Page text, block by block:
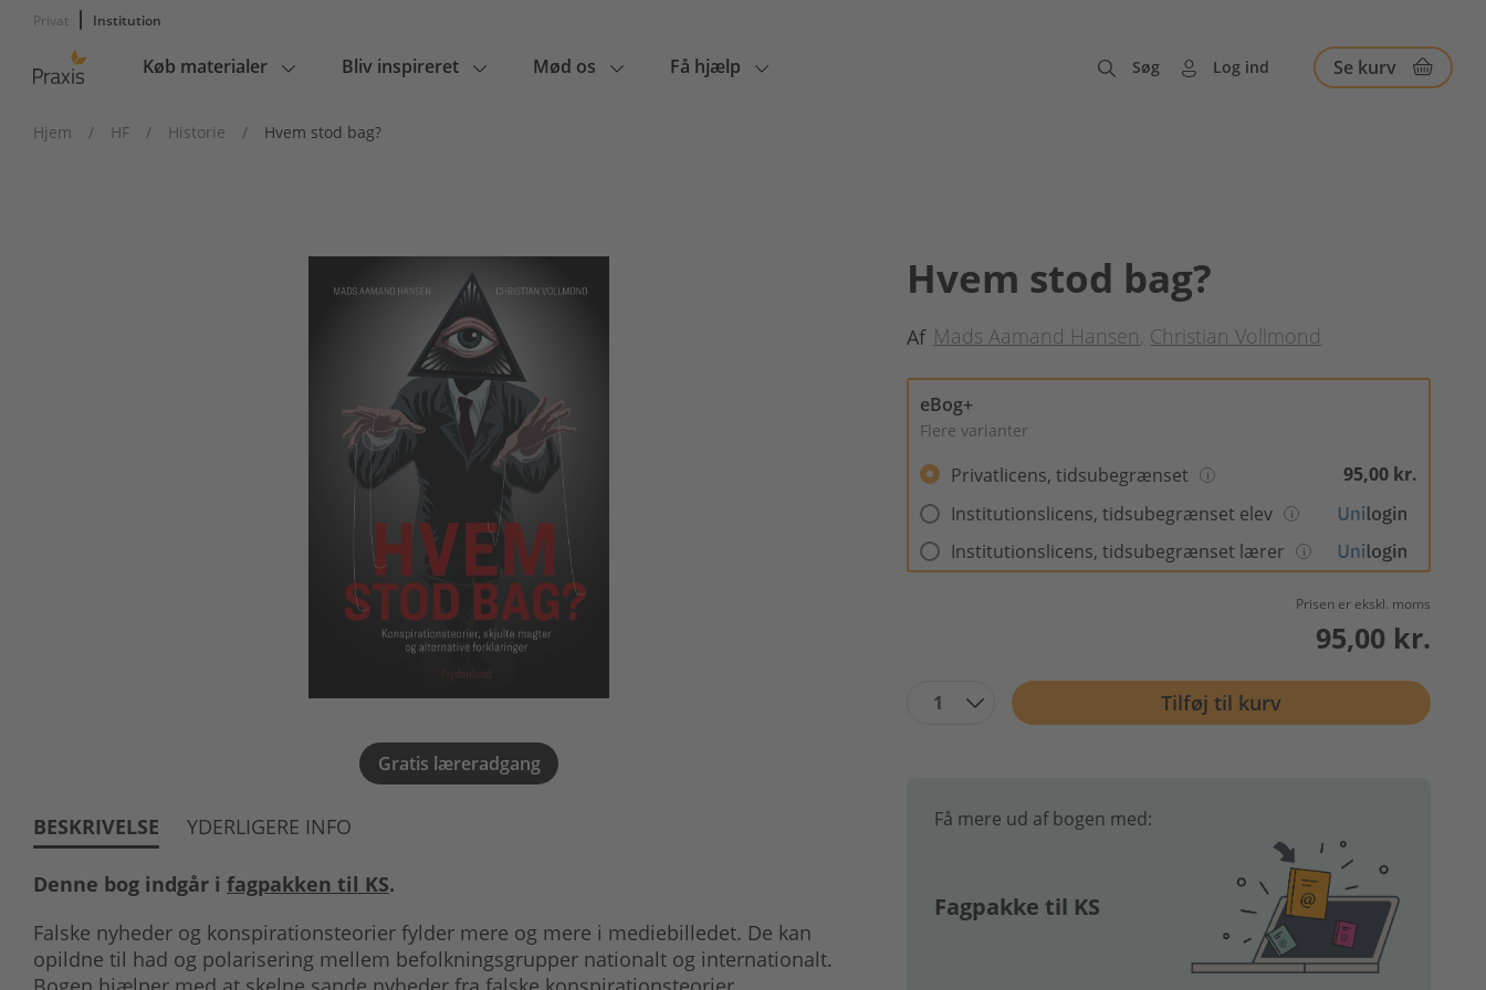
Privat Institution
Main
Køb materialer Bliv inspireret Mød os Få hjælp Søg Log ind Se kurv
Hjem / HF / Historie / Hvem stod bag?
Gratis læreradgang
Hvem stod bag?
Af Mads Aamand Hansen Christian Vollmond
eBog+
Flere varianter
Privatlicens, tidsubegrænset
95,00 kr.
Institutionslicens, tidsubegrænset elev
Institutionslicens, tidsubegrænset lærer
Prisen er ekskl. moms
95,00 kr.
1 Tilføj til kurv
Få mere ud af bogen med:
Fagpakke til KS
BESKRIVELSE YDERLIGERE INFO
Denne bog indgår i fagpakken til KS.
Falske nyheder og konspirationsteorier fylder mere og mere i mediebilledet. De kan
opildne til had og polarisering mellem befolkningsgrupper nationalt og internationalt.